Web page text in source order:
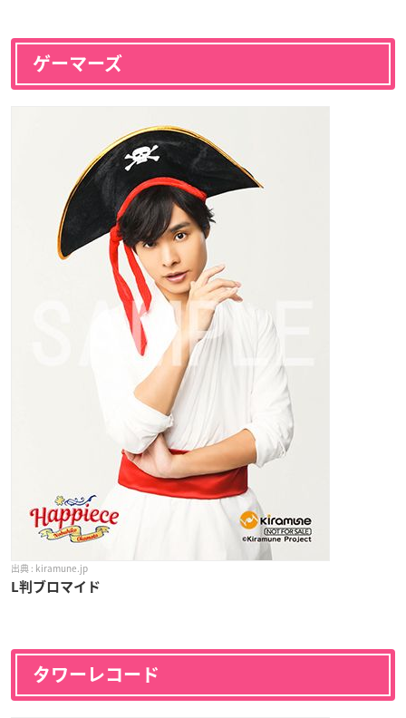
ゲーマーズ
kiramune.jp
L判ブロマイド
タワーレコード